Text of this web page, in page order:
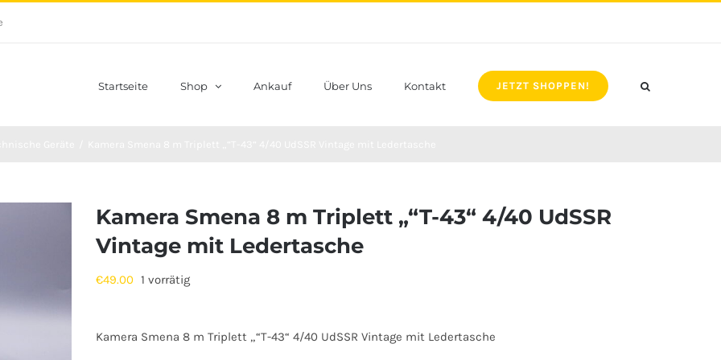
Startseite Shop Ankauf Über Uns Kontakt JETZT SHOPPEN!
Kamera Smena 8 m Triplett „“T-43“ 4/40 UdSSR
Vintage mit Ledertasche
€49.00 1 vorrätig
Kamera Smena 8 m Triplett „“T-43“ 4/40 UdSSR Vintage mit Ledertasche